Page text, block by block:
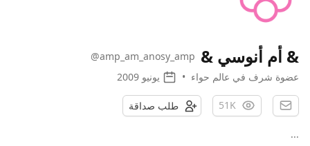
& أم أنوسي & @amp_am_anosy_amp
عضوة شرف في عالم حواء • يونيو 2009
51K طلب صداقة
...